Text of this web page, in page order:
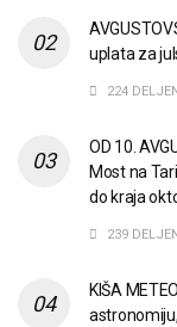
uplata za
224
OD 10.
Most na
do kraja
239
KIŠA